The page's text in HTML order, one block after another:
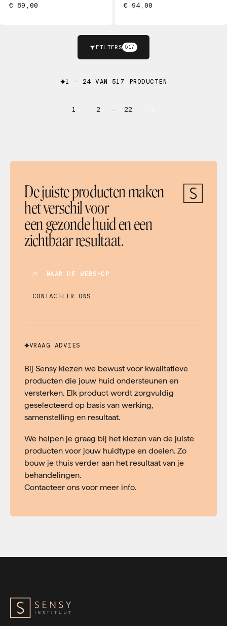
€ 89,00 € 94,00
FILTERS 517
1 - 24 VAN 517 PRODUCTEN
1 2 … 22
De juiste producten maken
het verschil voor
een gezonde huid en een
zichtbaar resultaat.
NAAR DE WEBSHOP
CONTACTEER ONS
VRAAG ADVIES
Bij Sensy kiezen we bewust voor kwalitatieve
producten die jouw huid ondersteunen en
versterken. Elk product wordt zorgvuldig
geselecteerd op basis van werking,
samenstelling en resultaat.
We helpen je graag bij het kiezen van de juiste
producten voor jouw huidtype en doelen. Zo
bouw je thuis verder aan het resultaat van je
behandelingen.
Contacteer ons voor meer info.